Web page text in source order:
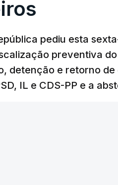
pediu esta
preventiva
detenção e retorno
IL e CDS-PP e a